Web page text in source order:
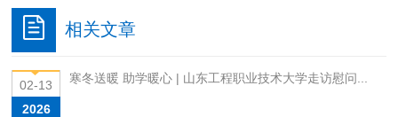
相关文章
02-13
2026
寒冬送暖 助学暖心 | 山东工程职业技术大学走访慰问...